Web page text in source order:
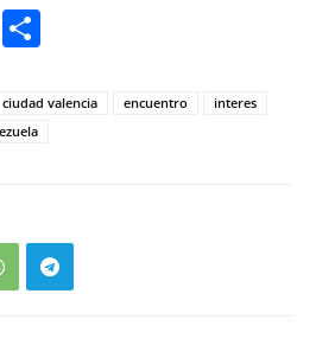
Email
ciudad valencia encuentro
interes